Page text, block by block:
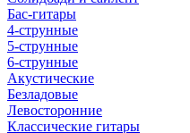
Бас-гитары
4-струнные
5-струнные
6-струнные
Акустические
Безладовые
Левосторонние
Классические гитары